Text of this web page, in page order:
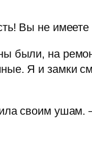
Вы не имеете
были, на
Я и замки
своим ушам.